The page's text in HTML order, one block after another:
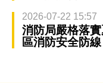
2026-07-22 15:57
消防局嚴格落
區消防安全防線